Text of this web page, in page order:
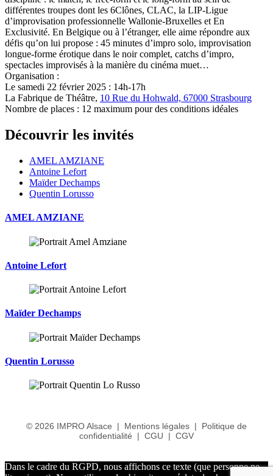
différentes troupes dont les 6Clônes, CLAC, la LIP-Ligue
d’improvisation professionnelle Wallonie-Bruxelles et En
Exclusivité. En Belgique ou à l’étranger, elle aime répondre aux
défis qu’on lui propose : 45 minutes d’impro solo, improvisation
longue-forme érotique dans le noir complet, catchs d’impro,
spectacles improvisés à la manière du cinéma muet…
Organisation :
Le samedi 22 février 2025 : 14h-17h
La Fabrique de Théâtre, 10 Rue du Hohwald, 67000 Strasbourg
Nombre de places : 12 maximum pour des conditions idéales
Découvrir les invités
AMEL AMZIANE
Antoine Lefort
Maïder Dechamps
Quentin Lorusso
AMEL AMZIANE
Antoine Lefort
Maïder Dechamps
Quentin Lorusso
© 2026 IMPRO Alsace | Mentions légales | Politique de
confidentialité | CGU | CGV
Dans le cadre du RGPD, nous affichons ce texte (que personne ne